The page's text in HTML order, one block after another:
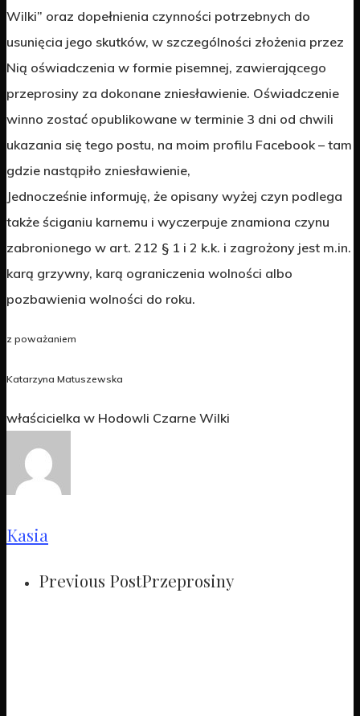
Wilki” oraz dopełnienia czynności potrzebnych do
usunięcia jego skutków, w szczególności złożenia przez
Nią oświadczenia w formie pisemnej, zawierającego
przeprosiny za dokonane zniesławienie. Oświadczenie
winno zostać opublikowane w terminie 3 dni od chwili
ukazania się tego postu, na moim profilu Facebook – tam
gdzie nastąpiło zniesławienie,
Jednocześnie informuję, że opisany wyżej czyn podlega
także ściganiu karnemu i wyczerpuje znamiona czynu
zabronionego w art. 212 § 1 i 2 k.k. i zagrożony jest m.in.
karą grzywny, karą ograniczenia wolności albo
pozbawienia wolności do roku.
z poważaniem
Katarzyna Matuszewska
właścicielka w Hodowli Czarne Wilki
Kasia
Previous PostPrzeprosiny